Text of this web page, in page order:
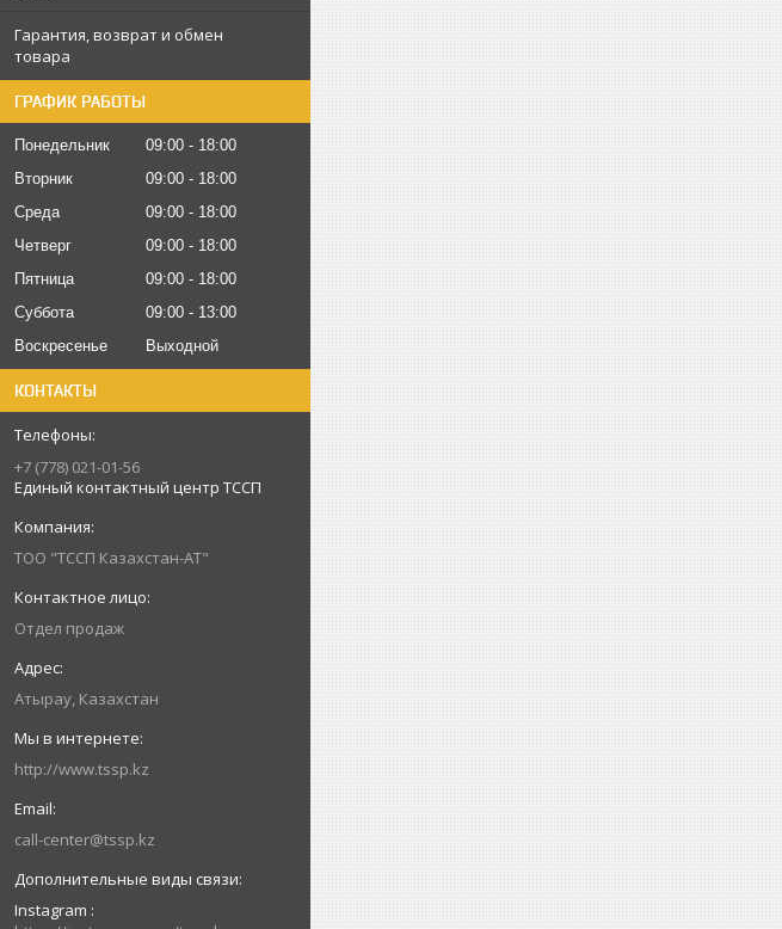
Гарантия, возврат и обмен
товара
ГРАФИК РАБОТЫ
Понедельник 09:00
18:00
Вторник
09:00
18:00
Среда
09:00
18:00
Четверг
09:00
18:00
Пятница
09:00
18:00
Суббота
09:00
13:00
Воскресенье
Выходной
КОНТАКТЫ
+7 (778) 021-01-56
Единый контактный центр ТССП
ТОО "ТССП Казахстан-АТ"
Отдел продаж
Атырау, Казахстан
http://www.tssp.kz
call-center@tssp.kz
Instagram